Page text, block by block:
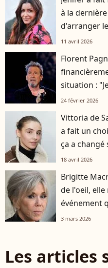
à la
d'arranger
11 avril 2026
Florent
situation :
24 février 2026
Vittoria de
a fait un
ça a changé
18 avril 2026
Brigitte
de l'oeil,
événement
3 mars 2026
Les articles